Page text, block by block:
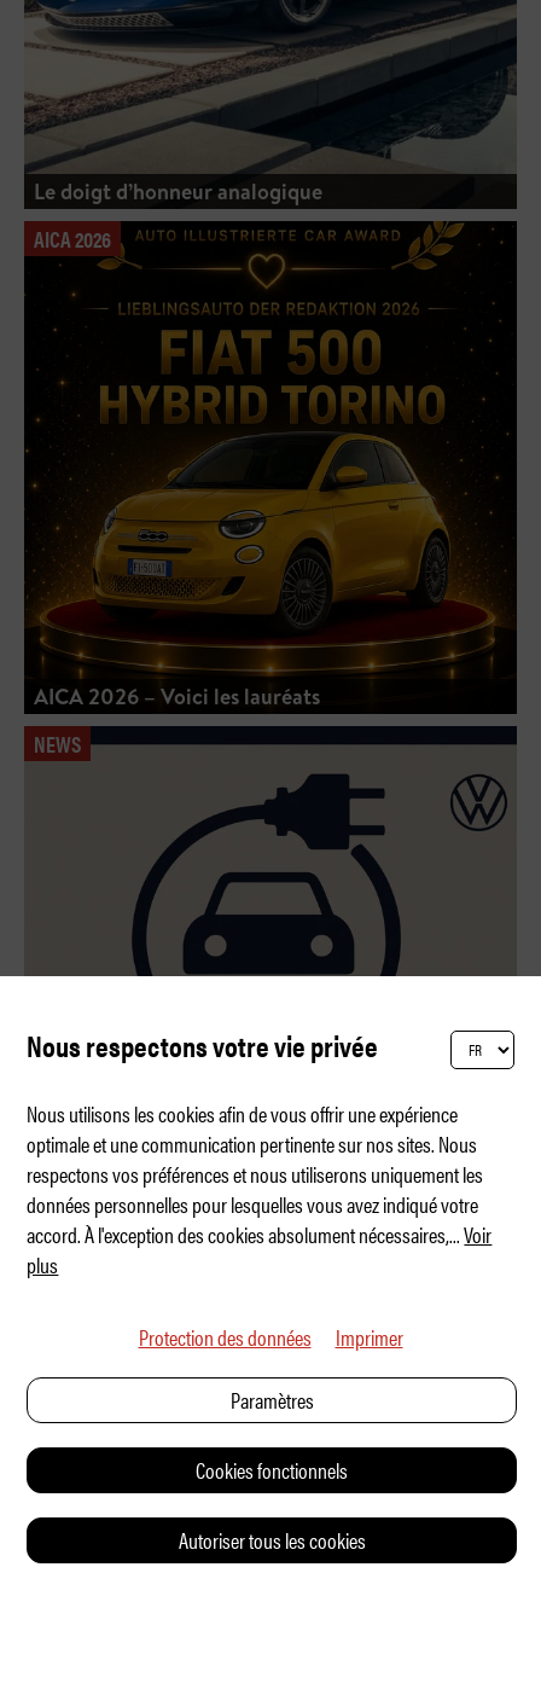
Le doigt d’honneur analogique
AICA 2026
AICA 2026 – Voici les lauréats
NEWS
2 millions de VW électriques
Nous respectons votre vie privée
Nous utilisons les cookies afin de vous offrir une expérience
optimale et une communication pertinente sur nos sites. Nous
respectons vos préférences et nous utiliserons uniquement les
données personnelles pour lesquelles vous avez indiqué votre
accord. À l'exception des cookies absolument nécessaires,...Voir
plus
Protection des données Imprimer
Paramètres
Cookies fonctionnels
Autoriser tous les cookies